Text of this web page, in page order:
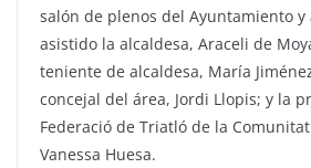
salón de plenos del Ayuntamiento y
asistido la alcaldesa, Araceli de
teniente de alcaldesa, María
concejal del área, Jordi Llopis; y la
Federació de Triatló de la
Vanessa Huesa.